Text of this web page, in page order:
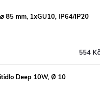
85 mm, 1xGU10, IP64/IP20
554 Kč
Deep 10W, Ø 10